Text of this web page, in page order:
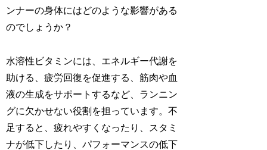
ンナーの身体にはどのような影響がある
のでしょうか？
水溶性ビタミンには、エネルギー代謝を
助ける、疲労回復を促進する、筋肉や血
液の生成をサポートするなど、ランニン
グに欠かせない役割を担っています。不
足すると、疲れやすくなったり、スタミ
ナが低下したり、パフォーマンスの低下